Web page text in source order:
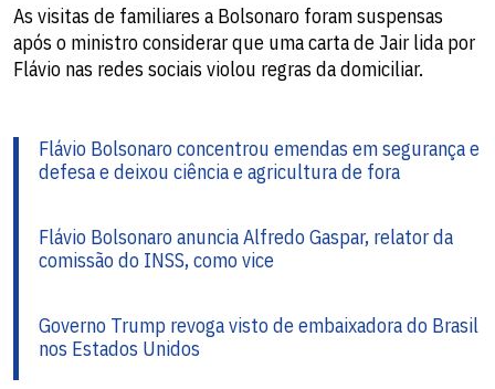
As visitas de familiares a Bolsonaro foram suspensas
após o ministro considerar que uma carta de Jair lida por
Flávio nas redes sociais violou regras da domiciliar.
Flávio Bolsonaro concentrou emendas em segurança e
defesa e deixou ciência e agricultura de fora
Flávio Bolsonaro anuncia Alfredo Gaspar, relator da
comissão do INSS, como vice
Governo Trump revoga visto de embaixadora do Brasil
nos Estados Unidos